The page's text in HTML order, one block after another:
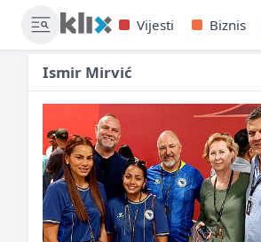
Vijesti Biznis
Ismir Mirvić